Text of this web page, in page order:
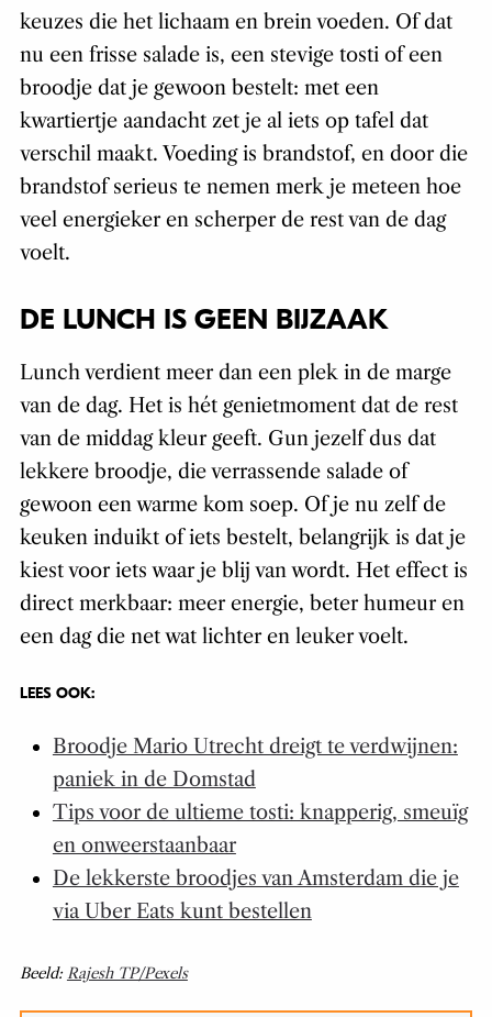
keuzes die het lichaam en brein voeden. Of dat
nu een frisse salade is, een stevige tosti of een
broodje dat je gewoon bestelt: met een
kwartiertje aandacht zet je al iets op tafel dat
verschil maakt. Voeding is brandstof, en door die
brandstof serieus te nemen merk je meteen hoe
veel energieker en scherper de rest van de dag
voelt.
DE LUNCH IS GEEN BIJZAAK
Lunch verdient meer dan een plek in de marge
van de dag. Het is hét genietmoment dat de rest
van de middag kleur geeft. Gun jezelf dus dat
lekkere broodje, die verrassende salade of
gewoon een warme kom soep. Of je nu zelf de
keuken induikt of iets bestelt, belangrijk is dat je
kiest voor iets waar je blij van wordt. Het effect is
direct merkbaar: meer energie, beter humeur en
een dag die net wat lichter en leuker voelt.
LEES OOK:
Broodje Mario Utrecht dreigt te verdwijnen:
paniek in de Domstad
Tips voor de ultieme tosti: knapperig, smeuïg
en onweerstaanbaar
De lekkerste broodjes van Amsterdam die je
via Uber Eats kunt bestellen
Beeld: Rajesh TP/Pexels